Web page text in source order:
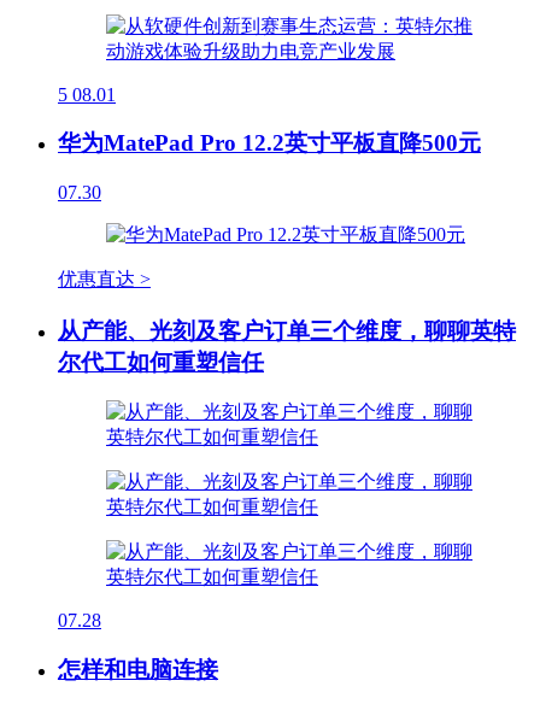
5 08.01
华为MatePad Pro 12.2英寸平板直降500元
07.30
优惠直达 >
从产能、光刻及客户订单三个维度，聊聊英特
尔代工如何重塑信任
07.28
怎样和电脑连接